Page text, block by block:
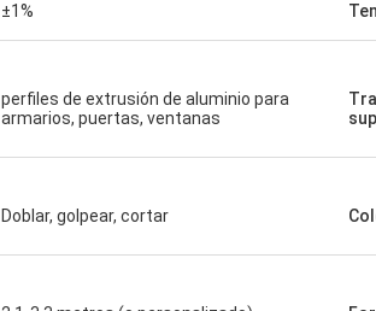
±1%
perfiles de extrusión de aluminio para
armarios, puertas, ventanas
Doblar, golpear, cortar